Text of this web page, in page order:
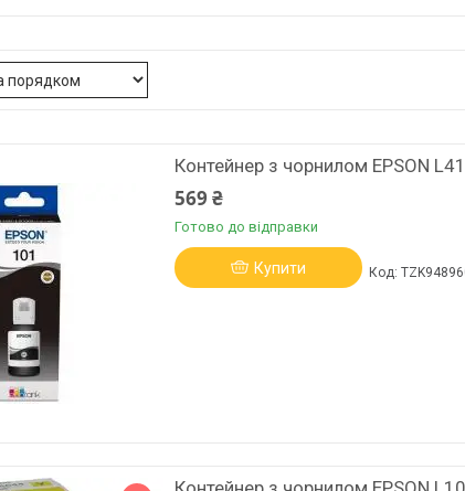
Контейнер з чорнилом EPSON
569 ₴
Готово до відправки
Купити